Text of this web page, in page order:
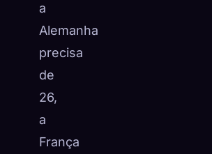
a
Alemanha
precisa
de
26,
a
França